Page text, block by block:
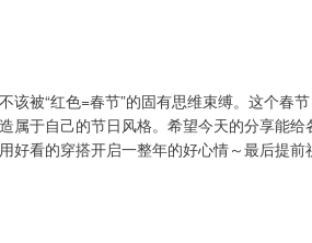
被“红色=春节”的固有思维束缚。这个春
属于自己的节日风格。希望今天的分享能给
好看的穿搭开启一整年的好心情～最后提前